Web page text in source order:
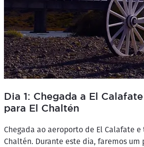
Dia 1: Chegada a El
para El Chaltén
Chegada ao aeroporto de El Calafate
Chaltén. Durante este dia, faremos um